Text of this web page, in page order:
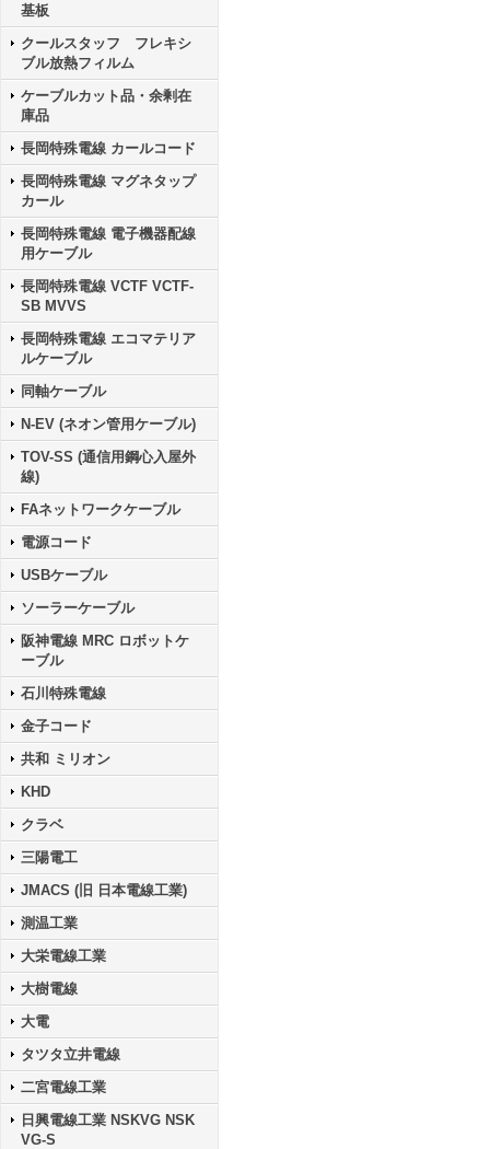
基板
クールスタッフ フレキシ
ブル放熱フィルム
ケーブルカット品・余剰在
庫品
長岡特殊電線 カールコード
長岡特殊電線 マグネタップ
カール
長岡特殊電線 電子機器配線
用ケーブル
長岡特殊電線 VCTF VCTF-
SB MVVS
長岡特殊電線 エコマテリア
ルケーブル
同軸ケーブル
N-EV (ネオン管用ケーブル)
TOV-SS (通信用鋼心入屋外
線)
FAネットワークケーブル
電源コード
USBケーブル
ソーラーケーブル
阪神電線 MRC ロボットケ
ーブル
石川特殊電線
金子コード
共和 ミリオン
KHD
クラベ
三陽電工
JMACS (旧 日本電線工業)
測温工業
大栄電線工業
大樹電線
大電
タツタ立井電線
二宮電線工業
日興電線工業 NSKVG NSK
VG-S